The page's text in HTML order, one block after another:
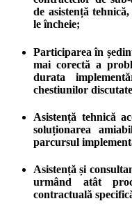
de asistență
le încheie;
Participarea în
mai corectă a
durata
chestiunilor
Asistență tehnică
soluționarea
parcursul
Asistență și
urmând atât
contractuală